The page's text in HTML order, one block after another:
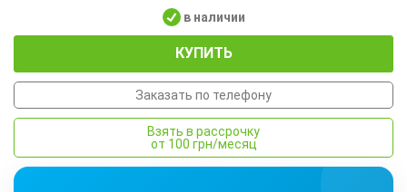
в наличии
КУПИТЬ
Заказать по телефону
Взять в рассрочку
от 100 грн/месяц